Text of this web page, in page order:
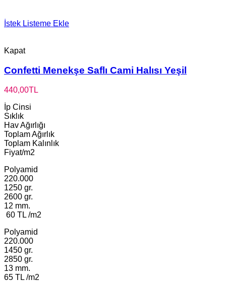
İstek Listeme Ekle
Kapat
Confetti Menekşe Saflı Cami Halısı Yeşil
440,00TL
İp Cinsi
Sıklık
Hav Ağırlığı
Toplam Ağırlık
Toplam Kalınlık
Fiyat/m2
Polyamid
220.000
1250 gr.
2600 gr.
12 mm.
60 TL /m2
Polyamid
220.000
1450 gr.
2850 gr.
13 mm.
65 TL /m2